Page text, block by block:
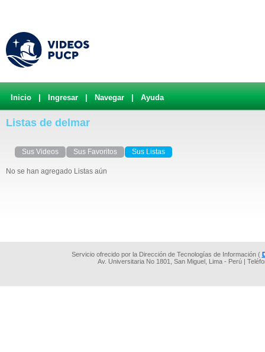
Inicio Ingresar Navegar Ayuda
Listas de delmar
Sus Videos Sus Favoritos Sus Listas
No se han agregado Listas aún
Servicio ofrecido por la Dirección de Tecnologías de Información (
Av. Universitaria No 1801, San Miguel, Lima - Perú |